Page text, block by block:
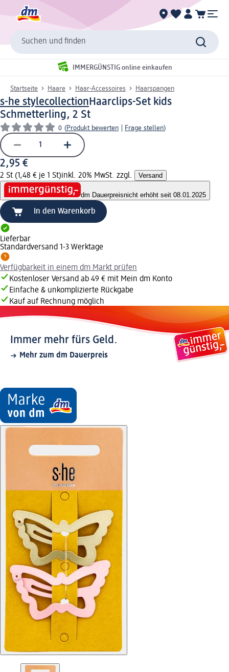
Suchen und finden
IMMERGÜNSTIG online einkaufen
Startseite Haare Haar-Accessoires Haarspangen
s-he stylecollection Haarclips-Set kids
Schmetterling, 2 St
0 (Produkt bewerten Frage stellen)
2,95 €
2 St (1,48 € je 1 St)inkl. 20% MwSt. zzgl. Versand
dm Dauerpreisnicht erhöht seit 08.01.2025
In den Warenkorb
Lieferbar
Standardversand 1-3 Werktage
Verfügbarkeit in einem dm Markt prüfen
Kostenloser Versand ab 49 € mit Mein dm Konto
Einfache & unkomplizierte Rückgabe
Kauf auf Rechnung möglich
Immer mehr fürs Geld.
Mehr zum dm Dauerpreis